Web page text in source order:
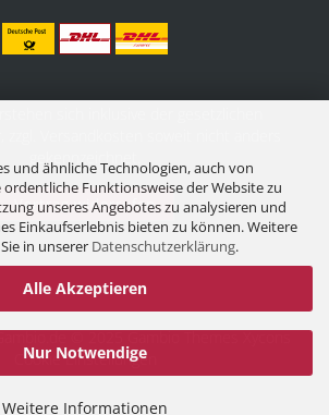
und ähnliche Technologien, auch von
Funktionsweise der Website zu
unseres Angebotes zu analysieren und
Einkaufserlebnis bieten zu können. Weitere
in unserer Datenschutzerklärung.
Alle Akzeptieren
Nur Notwendige
Weitere Informationen
gekennzeichnet.
Vertrag widerrufen
© 2025 Gambio ThemesXycons
Cookie Einstellungen